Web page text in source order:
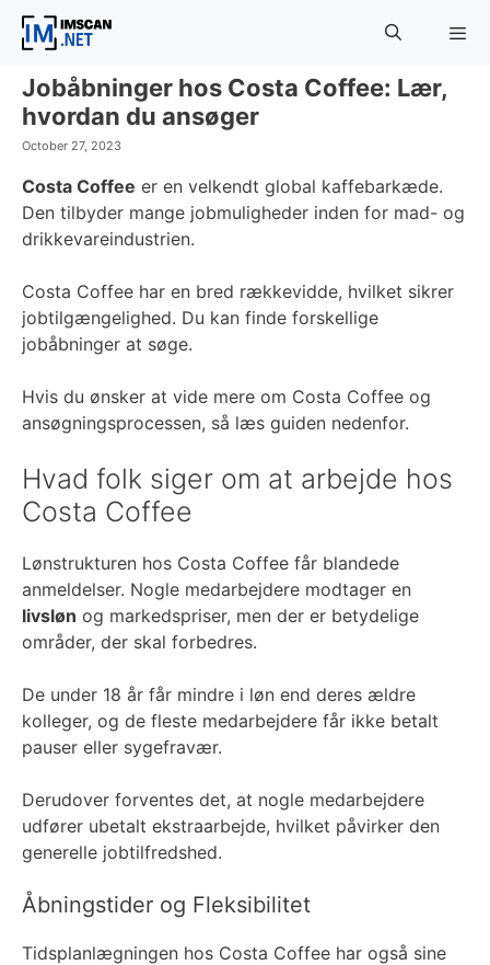
Skip
Menu
Jobåbninger hos Costa Coffee: Lær,
hvordan du ansøger
October 27, 2023
Costa Coffee er en velkendt global kaffebarkæde.
Den tilbyder mange jobmuligheder inden for mad- og
drikkevareindustrien.
Costa Coffee har en bred rækkevidde, hvilket sikrer
jobtilgængelighed. Du kan finde forskellige
jobåbninger at søge.
Hvis du ønsker at vide mere om Costa Coffee og
ansøgningsprocessen, så læs guiden nedenfor.
Hvad folk siger om at arbejde hos
Costa Coffee
Lønstrukturen hos Costa Coffee får blandede
anmeldelser. Nogle medarbejdere modtager en
livsløn og markedspriser, men der er betydelige
områder, der skal forbedres.
De under 18 år får mindre i løn end deres ældre
kolleger, og de fleste medarbejdere får ikke betalt
pauser eller sygefravær.
Derudover forventes det, at nogle medarbejdere
udfører ubetalt ekstraarbejde, hvilket påvirker den
generelle jobtilfredshed.
Åbningstider og Fleksibilitet
Tidsplanlægningen hos Costa Coffee har også sine